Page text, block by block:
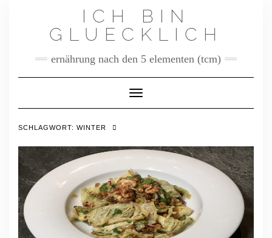
ICH BIN
GLUECKLICH
ernährung nach den 5 elementen (tcm)
Toggle Navigation
SCHLAGWORT: WINTER